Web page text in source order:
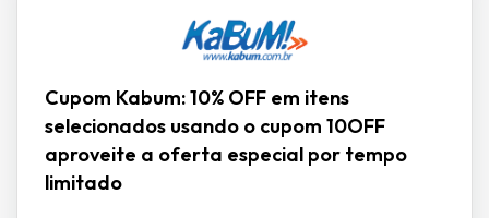
Cupom Kabum: 10% OFF em itens
selecionados usando o cupom 10OFF
aproveite a oferta especial por tempo
limitado